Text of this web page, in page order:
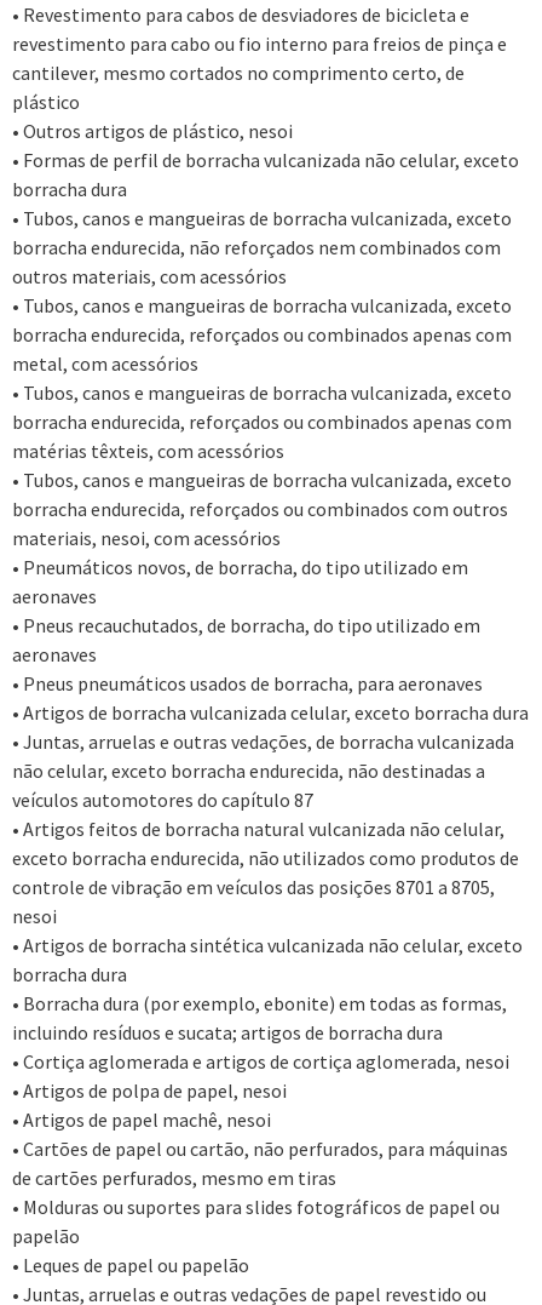
• Revestimento para cabos de desviadores de bicicleta e
revestimento para cabo ou fio interno para freios de pinça e
cantilever, mesmo cortados no comprimento certo, de
plástico
• Outros artigos de plástico, nesoi
• Formas de perfil de borracha vulcanizada não celular, exceto
borracha dura
• Tubos, canos e mangueiras de borracha vulcanizada, exceto
borracha endurecida, não reforçados nem combinados com
outros materiais, com acessórios
• Tubos, canos e mangueiras de borracha vulcanizada, exceto
borracha endurecida, reforçados ou combinados apenas com
metal, com acessórios
• Tubos, canos e mangueiras de borracha vulcanizada, exceto
borracha endurecida, reforçados ou combinados apenas com
matérias têxteis, com acessórios
• Tubos, canos e mangueiras de borracha vulcanizada, exceto
borracha endurecida, reforçados ou combinados com outros
materiais, nesoi, com acessórios
• Pneumáticos novos, de borracha, do tipo utilizado em
aeronaves
• Pneus recauchutados, de borracha, do tipo utilizado em
aeronaves
• Pneus pneumáticos usados de borracha, para aeronaves
• Artigos de borracha vulcanizada celular, exceto borracha dura
• Juntas, arruelas e outras vedações, de borracha vulcanizada
não celular, exceto borracha endurecida, não destinadas a
veículos automotores do capítulo 87
• Artigos feitos de borracha natural vulcanizada não celular,
exceto borracha endurecida, não utilizados como produtos de
controle de vibração em veículos das posições 8701 a 8705,
nesoi
• Artigos de borracha sintética vulcanizada não celular, exceto
borracha dura
• Borracha dura (por exemplo, ebonite) em todas as formas,
incluindo resíduos e sucata; artigos de borracha dura
• Cortiça aglomerada e artigos de cortiça aglomerada, nesoi
• Artigos de polpa de papel, nesoi
• Artigos de papel machê, nesoi
• Cartões de papel ou cartão, não perfurados, para máquinas
de cartões perfurados, mesmo em tiras
• Molduras ou suportes para slides fotográficos de papel ou
papelão
• Leques de papel ou papelão
• Juntas, arruelas e outras vedações de papel revestido ou